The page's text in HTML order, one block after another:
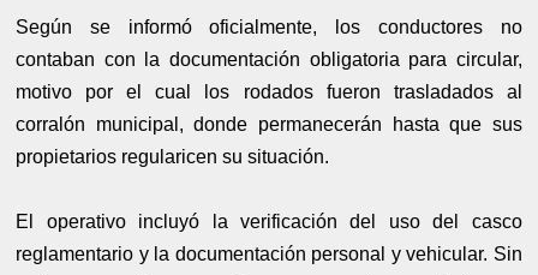
Según se informó oficialmente, los conductores no
contaban con la documentación obligatoria para circular,
motivo por el cual los rodados fueron trasladados al
corralón municipal, donde permanecerán hasta que sus
propietarios regularicen su situación.
El operativo incluyó la verificación del uso del casco
reglamentario y la documentación personal y vehicular. Sin